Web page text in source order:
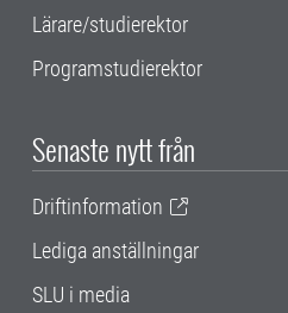
Lärare/studierektor
Programstudierektor
Senaste nytt från
Driftinformation
Lediga anställningar
SLU i media